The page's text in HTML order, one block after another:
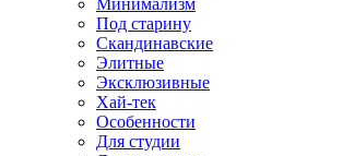
Под старину
Скандинавские
Элитные
Эксклюзивные
Хай-тек
Особенности
Для студии